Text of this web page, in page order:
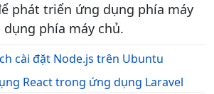
phát triển ứng dụng phía máy
phía máy chủ.
cài đặt Node.js trên Ubuntu
React trong ứng dụng Laravel